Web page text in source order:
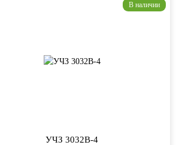
В наличии
УЧЗ 3032B-4